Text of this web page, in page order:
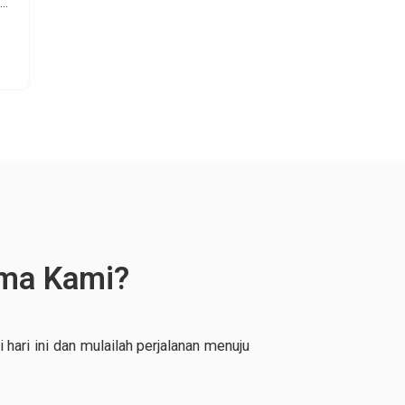
Kami?
ini dan mulailah perjalanan menuju